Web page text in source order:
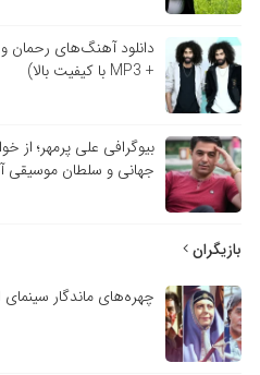
دانلود آهنگ‌های رحمان
+ MP3 با کیفیت بالا)
بیوگرافی علی پرمهر؛ از
جهانی و سلطان موسیقی
بازیگران
چهره‌های ماندگار